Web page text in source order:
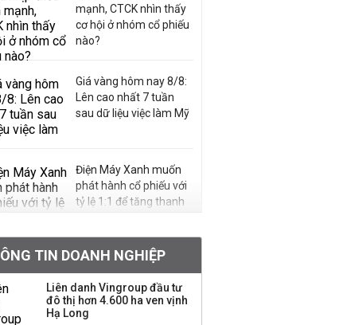
mạnh, CTCK nhìn thấy
cơ hội ở nhóm cổ phiếu
nào?
Giá vàng hôm nay 8/8:
Lên cao nhất 7 tuần
sau dữ liệu việc làm Mỹ
Điện Máy Xanh muốn
phát hành cổ phiếu với
tỷ lệ 1:1 để tăng thanh
Quy hoạch 4 khu lấn
biển ở Phú Quốc
TIN DOANH NGHIỆP
Liên danh Vingroup đầu tư
đô thị hơn 4.600 ha ven vịnh
Hạ Long